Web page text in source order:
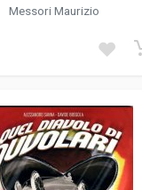
Messori Maurizio